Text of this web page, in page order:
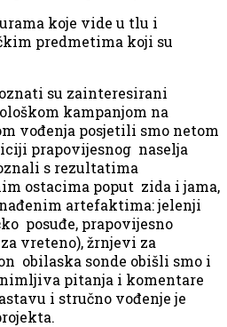
koje vide u tlu i
predmetima koji su
su zainteresirani
kampanjom na
vođenja posjetili smo netom
prapovijesnog naselja
s rezultatima
ostacima poput zida i jama,
artefaktima: jelenji
posuđe, prapovijesno
vreteno), žrnjevi za
obilaska sonde obišli smo i
pitanja i komentare
i stručno vođenje je